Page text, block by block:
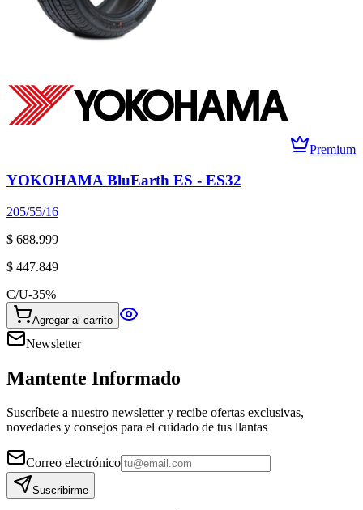
Premium
YOKOHAMA BluEarth ES - ES32
205/55/16
$ 688.999
$ 447.849
C/U-35%
Agregar al carrito
Newsletter
Mantente Informado
Suscríbete a nuestro newsletter y recibe ofertas exclusivas,
novedades y consejos para el cuidado de tus llantas
Correo electrónico
Suscribirme